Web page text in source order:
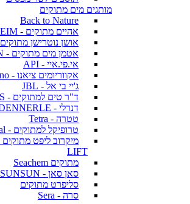
מותגים מים מתוקים
Back to Nature
אהיים מתוקים - EHEIM
אושן נוטרישן מתוקים
אטמן מים מתוקים - ATMAN
אי.פי.איי - API
אקווריומים ציאנו - Ciano
ג'יי בי אל - JBL
ד"ר טים למתוקים - DR. TIM'S
דנרלי - DENNERLE
טטרה - Tetra
טרופיקל למתוקים - Tropical
LIFT
מתוקים Seachem
סאן סאן - SUNSUN
סליפרט מתוקים
סרה - Sera